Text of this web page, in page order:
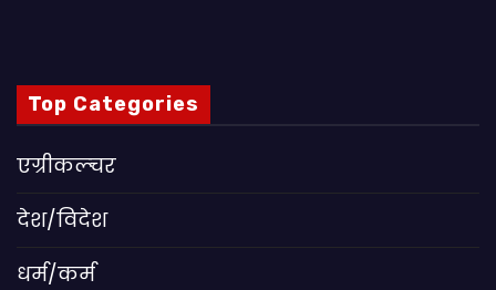
Top Categories
एग्रीकल्चर
देश/विदेश
धर्म/कर्म